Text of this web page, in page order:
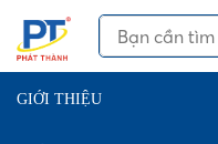
GIỚI THIỆU